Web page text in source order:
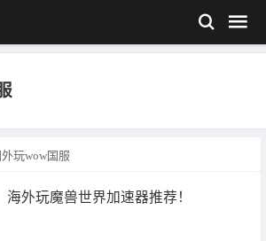
玩wow国服
海外玩魔兽世界加速器推荐！